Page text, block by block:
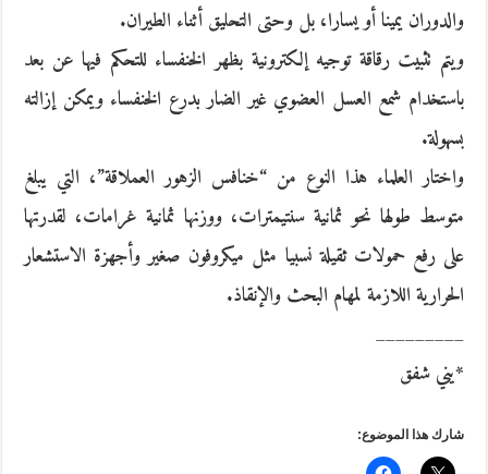
والدوران يمينا أو يسارا، بل وحتى التحليق أثناء الطيران.
ويتم تثبيت رقاقة توجيه إلكترونية بظهر الخنفساء للتحكم فيها عن بعد
باستخدام شمع العسل العضوي غير الضار بدرع الخنفساء ويمكن إزالته
بسهولة.
واختار العلماء هذا النوع من “خنافس الزهور العملاقة”، التي يبلغ
متوسط طولها نحو ثمانية سنتيمترات، ووزنها ثمانية غرامات، لقدرتها
على رفع حمولات ثقيلة نسبيا مثل ميكروفون صغير وأجهزة الاستشعار
الحرارية اللازمة لمهام البحث والإنقاذ.
_________
*يني شفق
شارك هذا الموضوع: